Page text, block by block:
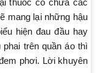
thuốc có chứa các
mang lại những hậu
hiện đau đầu hay
trên quần áo thì
phơi. Lời khuyên